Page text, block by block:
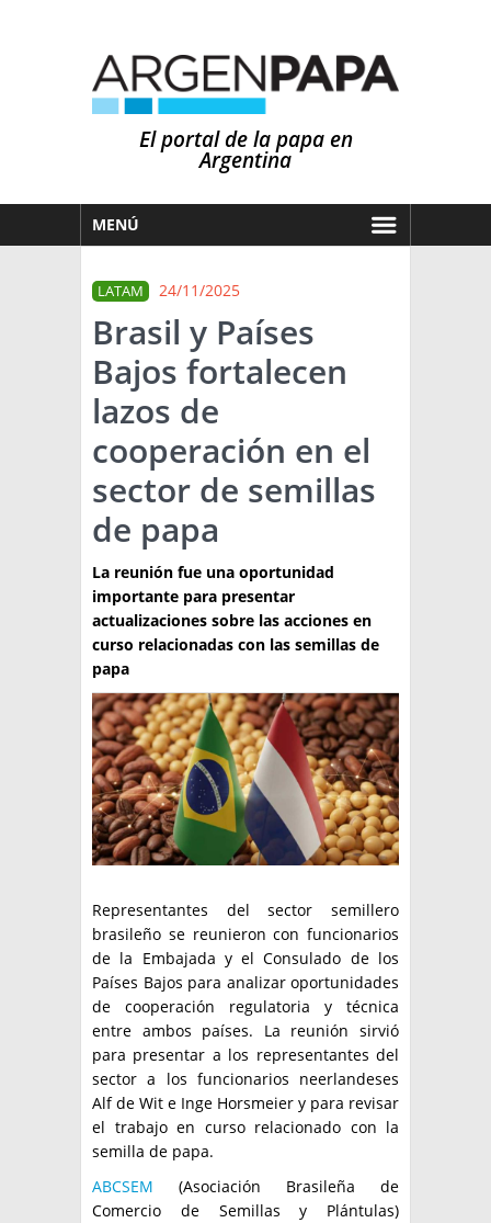
El portal de la papa en
Argentina
MENÚ
MERCADOS
NOTICIAS
EN ESPAÑOL
OTROS IDIOMAS
CLIMA
PRONÓSTICO
LLUVIAS
EL MUNDO
TÉCNICA
PRODUCCION
CLASIFICADOS
INTERES GENERAL
LA PAPA
RESOLUCIONES Y NORMATIVAS
ENLACES
ARGENPAPA
PUBLICIDAD
QUIENES SOMOS
CONTACTO
BUSCAR NOTICIAS
BUSCAR
LATAM 24/11/2025
Brasil y Países
Bajos fortalecen
lazos de
cooperación en el
sector de semillas
de papa
La reunión fue una oportunidad
importante para presentar
actualizaciones sobre las acciones en
curso relacionadas con las semillas de
papa
Representantes del sector semillero
brasileño se reunieron con funcionarios
de la Embajada y el Consulado de los
Países Bajos para analizar oportunidades
de cooperación regulatoria y técnica
entre ambos países. La reunión sirvió
para presentar a los representantes del
sector a los funcionarios neerlandeses
Alf de Wit e Inge Horsmeier y para revisar
el trabajo en curso relacionado con la
semilla de papa.
ABCSEM (Asociación Brasileña de
Comercio de Semillas y Plántulas)